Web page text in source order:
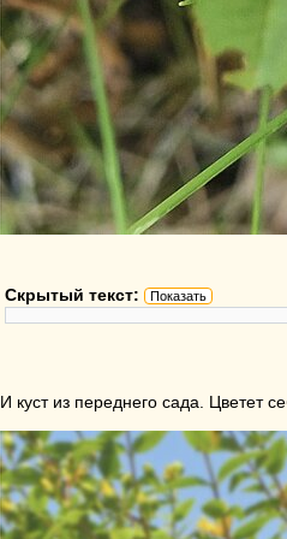
Скрытый текст: Показать
И куст из переднего сада. Цветет